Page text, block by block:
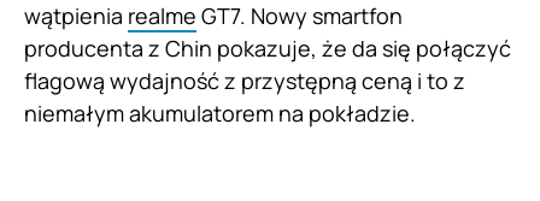
wątpienia realme GT7. Nowy smartfon
producenta z Chin pokazuje, że da się połączyć
flagową wydajność z przystępną ceną i to z
niemałym akumulatorem na pokładzie.